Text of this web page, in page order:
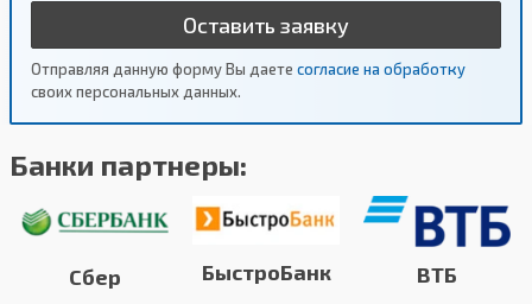
Оставить заявку
Отправляя данную форму Вы даете согласие на обработку
своих персональных данных.
Банки партнеры:
Сбер БыстроБанк ВТБ